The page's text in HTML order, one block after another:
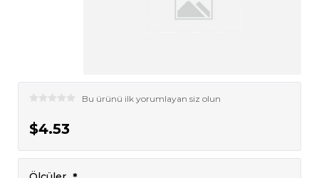
Bu ürünü ilk yorumlayan siz olun
$4.53